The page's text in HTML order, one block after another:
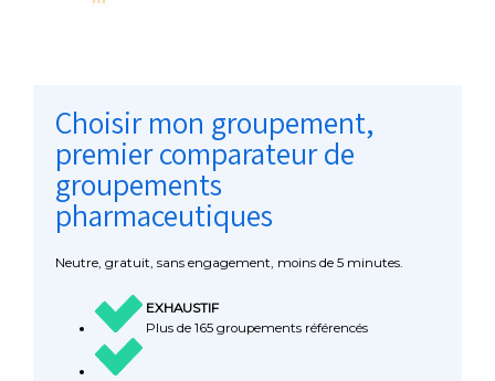
Choisir mon groupement,
premier comparateur de
groupements
pharmaceutiques
Neutre, gratuit, sans engagement, moins de 5 minutes.
EXHAUSTIF
Plus de 165 groupements référencés